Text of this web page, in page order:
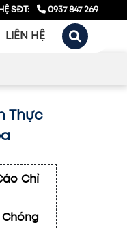
SĐT: 0937 847 269
LIÊN HỆ
Thực
Chỉ